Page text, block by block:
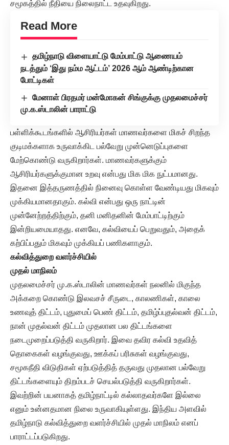
சமூகத்தில் நீதியை நிலைநாட்ட உதவுகிறது.
Read More
தமிழ்நாடு விளையாட்டு மேம்பாட்டு ஆணையம்
நடத்தும் ‘இது நம்ம ஆட்டம்’ 2026 ஆம் ஆண்டிற்கான
போட்டிகள்
மேனாள் பிரதமர் மன்மோகன் சிங்குக்கு முதலமைச்சர்
மு.க.ஸ்டாலின் பாராட்டு
பள்ளிக்கூடங்களில் ஆசிரியர்கள் மாணவர்களை மிகச் சிறந்த
குடிமக்களாக உருவாக்கிட பல்வேறு முன்னெடுப்புகளை
மேற்கொண்டு வருகிறார்கள். மாணவர்களுக்கும்
ஆசிரியர்களுக்குமான உறவு என்பது மிக மிக நுட்பமானது.
இதனை இத்தருணத்தில் நினைவு கொள்ள வேண்டியது மிகவும்
முக்கியமானதாகும். கல்வி என்பது ஒரு நாட்டின்
முன்னேற்றத்திற்கும், தனி மனிதனின் மேம்பாட்டிற்கும்
இன்றியமையாதது. எனவே, கல்வியைப் பெறுவதும், அதைக்
கற்பிப்பதும் மிகவும் முக்கியப் பணிகளாகும்.
கல்வித்துறை வளர்ச்சியில்
முதல் மாநிலம்
முதலமைச்சர் மு.க.ஸ்டாலின் மாணவர்கள் நலனில் மிகுந்த
அக்கறை கொண்டு இலவசச் சீருடை, காலணிகள், காலை
உணவுத் திட்டம், புதுமைப் பெண் திட்டம், தமிழ்ப்புதல்வன் திட்டம்,
நான் முதல்வன் திட்டம் முதலான பல திட்டங்களை
நடைமுறைப்படுத்தி வருகிறார். இவை தவிர கல்வி உதவித்
தொகைகள் வழங்குவது, ஊக்கப் பரிசுகள் வழங்குவது,
சமூகநீதி விடுதிகள் ஏற்படுத்தித் தருவது முதலான பல்வேறு
திட்டங்களையும் திறம்படச் செயல்படுத்தி வருகிறார்கள்.
இவற்றின் பயனாகத் தமிழ்நாட்டில் கல்லாதவர்களே இல்லை
எனும் உன்னதமான நிலை உருவாகியுள்ளது. இந்திய அளவில்
தமிழ்நாடு கல்வித்துறை வளர்ச்சியில் முதல் மாநிலம் எனப்
பாராட்டப்படுகிறது.